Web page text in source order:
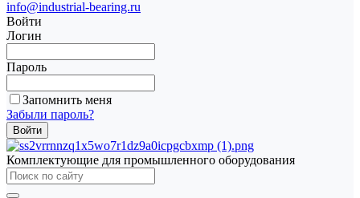
info@industrial-bearing.ru
Войти
Логин
Пароль
Запомнить меня
Забыли пароль?
Комплектующие для промышленного оборудования